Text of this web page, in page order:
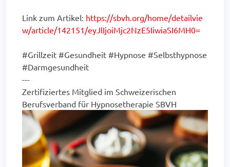
Link zum Artikel: https://sbvh.org/home/detailvie
w/article/142151/eyJlIjoiMjc2NzE5IiwiaSI6MH0=
#Grillzeit #Gesundheit #Hypnose #Selbsthypnose
#Darmgesundheit
---
Zertifiziertes Mitglied im Schweizerischen
Berufsverband für Hypnosetherapie SBVH